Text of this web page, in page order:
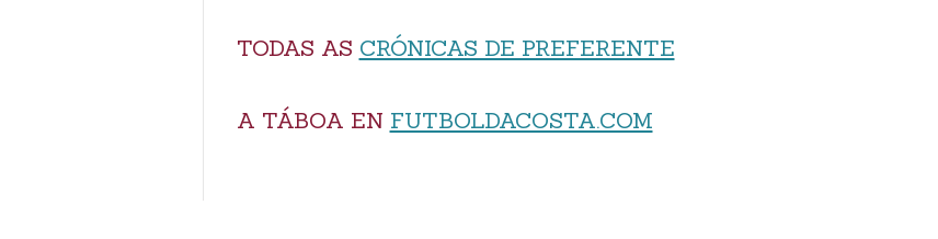
TODAS AS CRÓNICAS DE PREFERENTE
A TÁBOA EN FUTBOLDACOSTA.COM